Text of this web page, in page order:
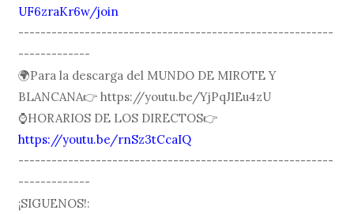
UF6zraKr6w/join
---------------------------------------------------------
-------------
🌍Para la descarga del MUNDO DE MIROTE Y
BLANCANA👉 https://youtu.be/YjPqJ1Eu4zU
⌚️HORARIOS DE LOS DIRECTOS👉
https://youtu.be/rnSz3tCcaIQ
---------------------------------------------------------
-------------
¡SIGUENOS!: